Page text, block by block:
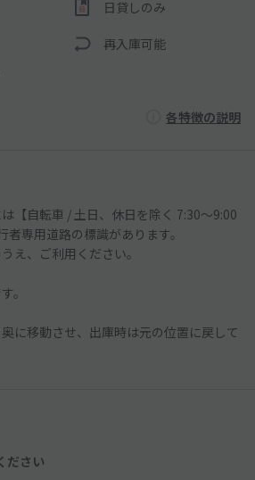
日貸しのみ
再入庫可能
各特徴の説明
【自転車 / 土日、休日を除く 7:30～9:00
者専用道路の標識があります。
え、ご利用ください。
。
に移動させ、出庫時は元の位置に戻して
ださい